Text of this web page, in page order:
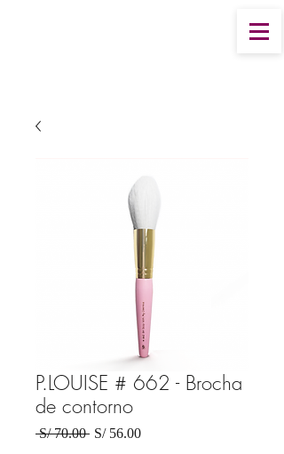
P.LOUISE # 662 - Brocha
de contorno
S/ 70.00 Precio
S/ 56.00Precio